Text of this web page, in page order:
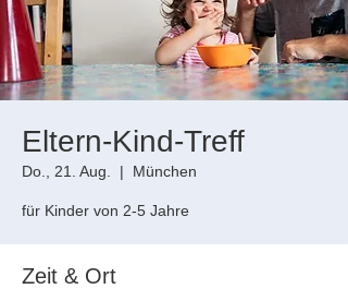
Eltern-Kind-Treff
Do., 21. Aug.
  |
München
für Kinder von 2-5 Jahre
Zeit & Ort